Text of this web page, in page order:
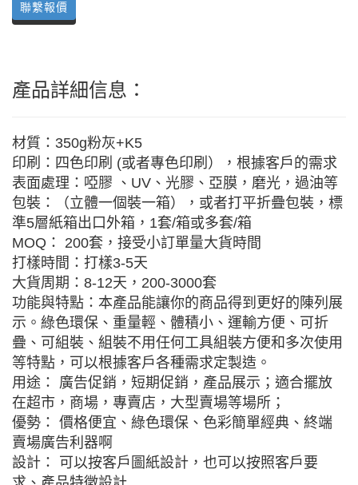
聯繫報價
產品詳細信息：
材質：350g粉灰+K5
印刷：四色印刷 (或者專色印刷），根據客戶的需求
表面處理：啞膠 、UV、光膠、亞膜，磨光，過油等
包裝：（立體一個裝一箱），或者打平折疊包裝，標
準5層紙箱出口外箱，1套/箱或多套/箱
MOQ： 200套，接受小訂單量大貨時間
打樣時間：打樣3-5天
大貨周期：8-12天，200-3000套
功能與特點：本產品能讓你的商品得到更好的陳列展
示。綠色環保、重量輕、體積小、運輸方便、可折
疊、可組裝、組裝不用任何工具組裝方便和多次使用
等特點，可以根據客戶各種需求定製造。
用途： 廣告促銷，短期促銷，產品展示；適合擺放
在超市，商場，專賣店，大型賣場等場所；
優勢： 價格便宜、綠色環保、色彩簡單經典、終端
賣場廣告利器啊
設計： 可以按客戶圖紙設計，也可以按照客戶要